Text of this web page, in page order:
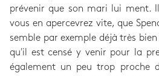
prévenir que son mari lui ment.
vous en apercevrez vite, que
semble par exemple déjà très
qu'il est censé y venir pour la
également un peu trop proche